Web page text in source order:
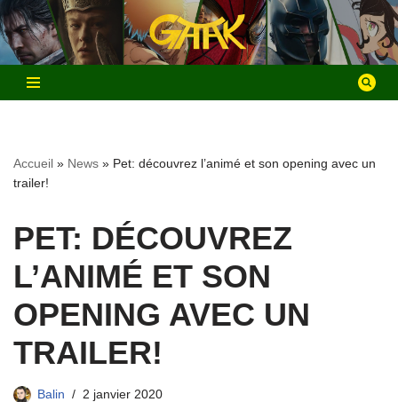
Aller
au
contenu
Accueil » News » Pet: découvrez l’animé et son opening avec un
trailer!
PET: DÉCOUVREZ
L’ANIMÉ ET SON
OPENING AVEC UN
TRAILER!
Balin 2 janvier 2020